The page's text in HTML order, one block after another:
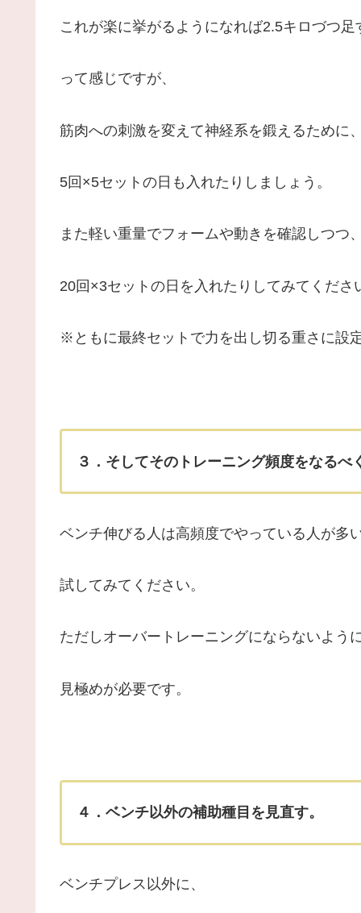
これが楽に挙がるようになれば2.5キロづつ足
って感じですが、
筋肉への刺激を変えて神経系を鍛えるために
5回×5セットの日も入れたりしましょう。
また軽い重量でフォームや動きを確認しつつ
20回×3セットの日を入れたりしてみてくださ
※ともに最終セットで力を出し切る重さに設
３．そしてそのトレーニング頻度をなるべ
ベンチ伸びる人は高頻度でやっている人が多
試してみてください。
ただしオーバートレーニングにならないよう
見極めが必要です。
４．ベンチ以外の補助種目を見直す。
ベンチプレス以外に、